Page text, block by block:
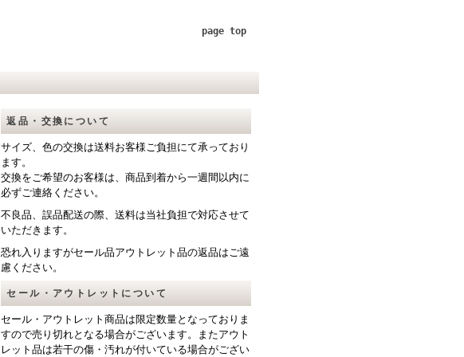
page top
返品・交換について
サイズ、色の交換は送料お客様ご負担にて承っており
ます。
交換をご希望のお客様は、商品到着から一週間以内に
必ずご連絡ください。
不良品、誤品配送の際、送料は当社負担で対応させて
いただきます。
恐れ入りますがセール品アウトレット品の返品はご遠
慮ください。
セール・アウトレットについて
セール・アウトレット商品は限定数量となっておりま
すので売り切れとなる場合がございます。またアウト
レット品は若干の傷・汚れが付いている場合がござい